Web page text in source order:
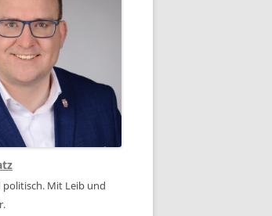
politisch. Mit Leib und